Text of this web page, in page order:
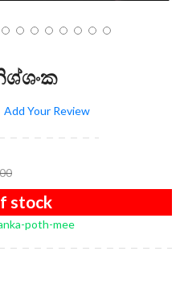
Add Your Review
stock
poth-mee